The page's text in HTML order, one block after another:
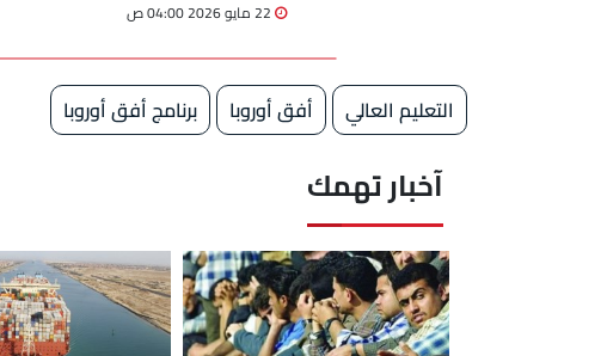
التعليم العالي أفق أوروبا برنامج أفق أوروبا
آخبار تهمك